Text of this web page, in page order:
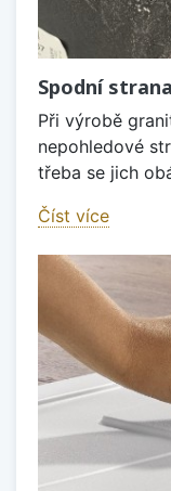
Spodní
Při výrobě
nepohledové
třeba se jich
Číst více